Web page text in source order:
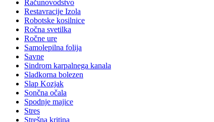
Računovodstvo
Restavracije Izola
Robotske kosilnice
Ročna svetilka
Ročne ure
Samolepilna folija
Savne
Sindrom karpalnega kanala
Sladkorna bolezen
Slap Kozjak
Sončna očala
Spodnje majice
Stres
Strešna kritina